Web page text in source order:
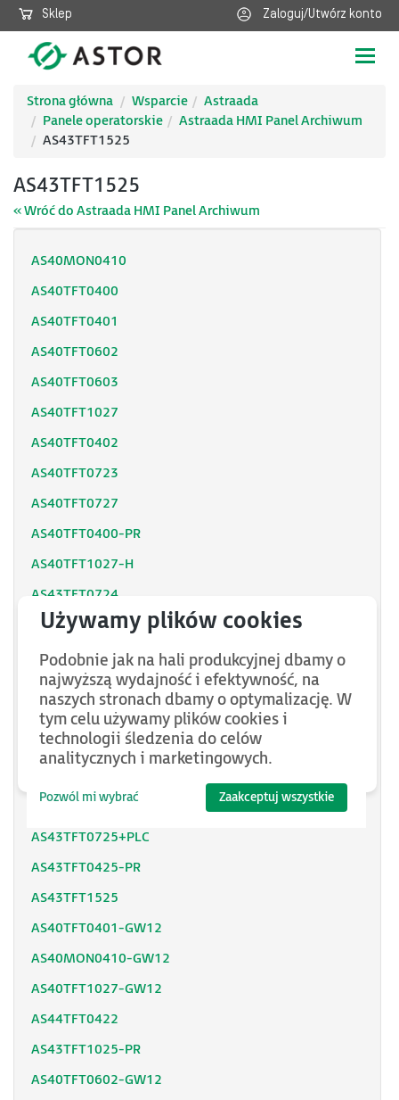
Sklep Zaloguj/Utwórz konto
Strona główna
Wsparcie
Astraada
Panele operatorskie
Astraada HMI Panel Archiwum
AS43TFT1525
AS43TFT1525
« Wróć do Astraada HMI Panel Archiwum
AS40MON0410
AS40TFT0400
AS40TFT0401
AS40TFT0602
AS40TFT0603
AS40TFT1027
AS40TFT0402
AS40TFT0723
AS40TFT0727
AS40TFT0400-PR
AS40TFT1027-H
AS43TFT0724
AS43TFT0725
AS43TFT0425
AS40TFT0723-R4
AS43TFT1025
AS43TFT1024
AS43TFT0725-PR
AS43TFT0725+PLC
AS43TFT0425-PR
AS43TFT1525
AS40TFT0401-GW12
AS40MON0410-GW12
AS40TFT1027-GW12
AS44TFT0422
AS43TFT1025-PR
AS40TFT0602-GW12
Podobnie jak na hali produkcyjnej dbamy o
najwyższą wydajność i efektywność, na
naszych stronach dbamy o optymalizację. W
tym celu używamy plików cookies i
technologii śledzenia do celów
analitycznych i marketingowych.
Pozwól mi wybrać Zaakceptuj wszystkie